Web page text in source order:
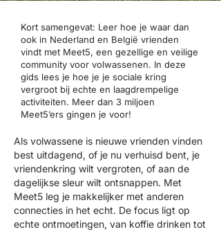
Kort samengevat: Leer hoe je waar dan
ook in Nederland en België vrienden
vindt met Meet5, een gezellige en veilige
community voor volwassenen. In deze
gids lees je hoe je je sociale kring
vergroot bij echte en laagdrempelige
activiteiten. Meer dan 3 miljoen
Meet5’ers gingen je voor!
Als volwassene is nieuwe vrienden vinden
best uitdagend, of je nu verhuisd bent, je
vriendenkring wilt vergroten, of aan de
dagelijkse sleur wilt ontsnappen. Met
Meet5 leg je makkelijker met anderen
connecties in het echt. De focus ligt op
echte ontmoetingen, van koffie drinken tot